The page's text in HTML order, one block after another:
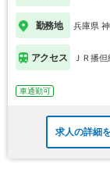
勤務地 兵庫県
アクセス ＪＲ播
車通勤可
求人の詳細